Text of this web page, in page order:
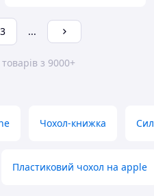
3 ...
з 9000+
Чохол-книжка
Пластиковий чохол на apple